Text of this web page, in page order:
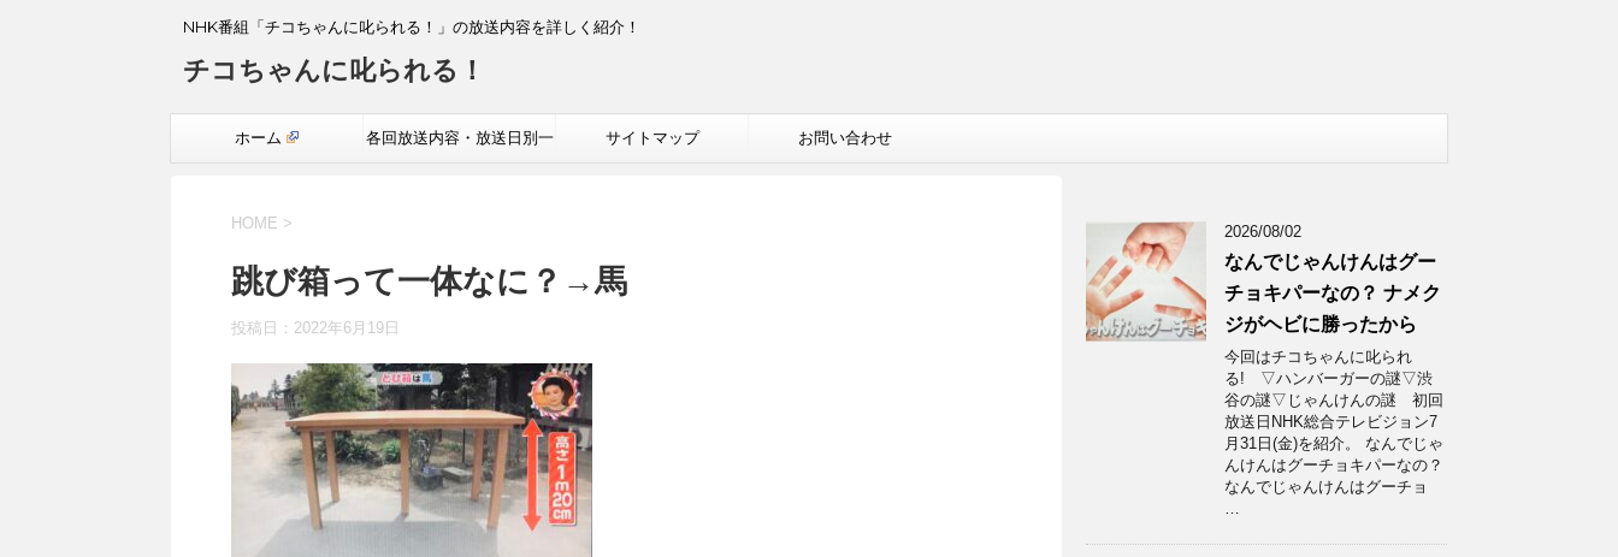
NHK番組「チコちゃんに叱られる！」の放送内容を詳しく紹介！
チコちゃんに叱られる！
ホーム 各回放送内容・放送日別一 サイトマップ お問い合わせ
HOME >
跳び箱って一体なに？→馬
投稿日： 2022年6月19日
2026/08/02
なんでじゃんけんはグー
チョキパーなの？ ナメク
ジがヘビに勝ったから
今回はチコちゃんに叱られ
る! ▽ハンバーガーの謎▽渋
谷の謎▽じゃんけんの謎 初回
放送日NHK総合テレビジョン7
月31日(金)を紹介。 なんでじゃ
んけんはグーチョキパーなの？
なんでじゃんけんはグーチョ
…